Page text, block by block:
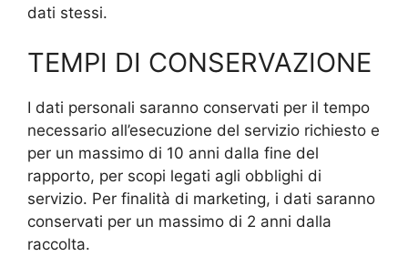
dati stessi.
TEMPI DI CONSERVAZIONE
I dati personali saranno conservati per il tempo
necessario all’esecuzione del servizio richiesto e
per un massimo di 10 anni dalla fine del
rapporto, per scopi legati agli obblighi di
servizio. Per finalità di marketing, i dati saranno
conservati per un massimo di 2 anni dalla
raccolta.